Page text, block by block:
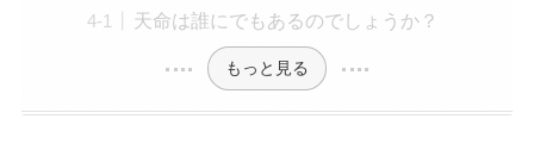
天命は誰にでもあるのでしょうか？
もっと見る